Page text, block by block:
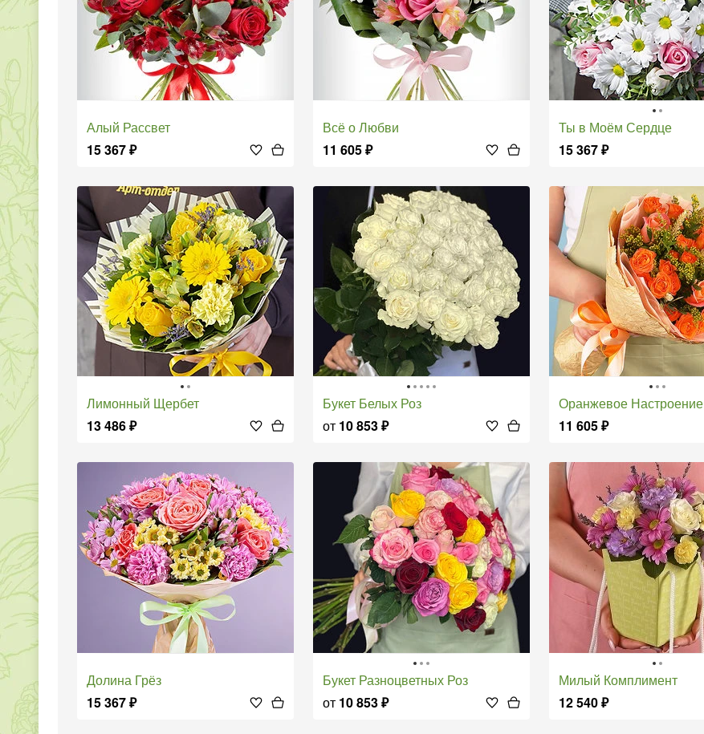
Алый Рассвет
15 367₽
Всё о Любви
11 605₽
Ты в Моём Сердце
15 367₽
Лимонный Щербет
13 486₽
Букет Белых Роз
от 10 853₽
Оранжевое Настроение
11 605₽
Долина Грёз
15 367₽
Букет Разноцветных Роз
от 10 853₽
Милый Комплимент
12 540₽